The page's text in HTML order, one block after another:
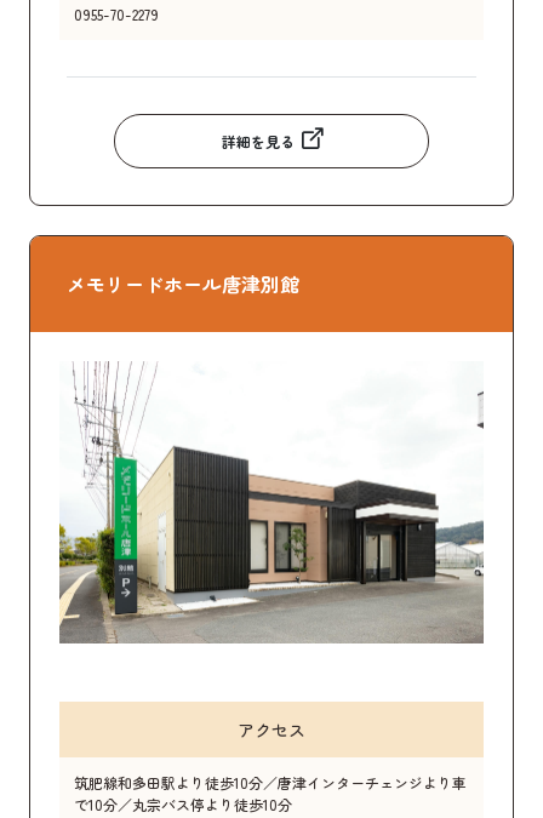
0955-70-2279
詳細を見る
メモリードホール唐津別館
アクセス
筑肥線和多田駅より徒歩10分／唐津インターチェンジより車
で10分／丸宗バス停より徒歩10分